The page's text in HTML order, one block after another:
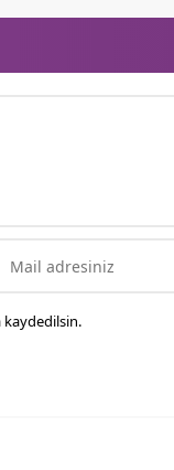
kaydedilsin.